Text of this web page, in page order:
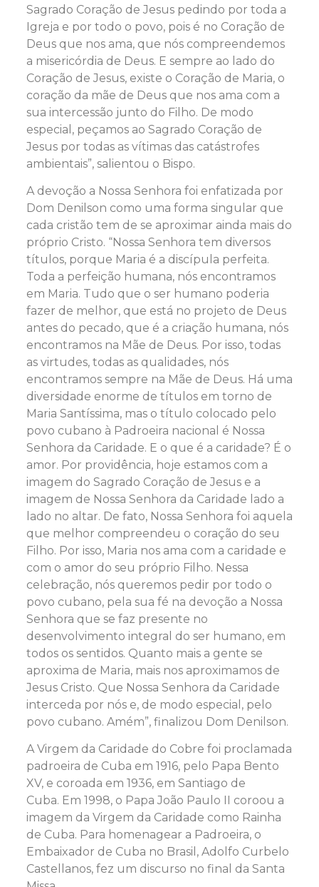
Sagrado Coração de Jesus pedindo por toda a
Igreja e por todo o povo, pois é no Coração de
Deus que nos ama, que nós compreendemos
a misericórdia de Deus. E sempre ao lado do
Coração de Jesus, existe o Coração de Maria, o
coração da mãe de Deus que nos ama com a
sua intercessão junto do Filho. De modo
especial, peçamos ao Sagrado Coração de
Jesus por todas as vítimas das catástrofes
ambientais”, salientou o Bispo.
A devoção a Nossa Senhora foi enfatizada por
Dom Denilson como uma forma singular que
cada cristão tem de se aproximar ainda mais do
próprio Cristo. “Nossa Senhora tem diversos
títulos, porque Maria é a discípula perfeita.
Toda a perfeição humana, nós encontramos
em Maria. Tudo que o ser humano poderia
fazer de melhor, que está no projeto de Deus
antes do pecado, que é a criação humana, nós
encontramos na Mãe de Deus. Por isso, todas
as virtudes, todas as qualidades, nós
encontramos sempre na Mãe de Deus. Há uma
diversidade enorme de títulos em torno de
Maria Santíssima, mas o título colocado pelo
povo cubano à Padroeira nacional é Nossa
Senhora da Caridade. E o que é a caridade? É o
amor. Por providência, hoje estamos com a
imagem do Sagrado Coração de Jesus e a
imagem de Nossa Senhora da Caridade lado a
lado no altar. De fato, Nossa Senhora foi aquela
que melhor compreendeu o coração do seu
Filho. Por isso, Maria nos ama com a caridade e
com o amor do seu próprio Filho. Nessa
celebração, nós queremos pedir por todo o
povo cubano, pela sua fé na devoção a Nossa
Senhora que se faz presente no
desenvolvimento integral do ser humano, em
todos os sentidos. Quanto mais a gente se
aproxima de Maria, mais nos aproximamos de
Jesus Cristo. Que Nossa Senhora da Caridade
interceda por nós e, de modo especial, pelo
povo cubano. Amém”, finalizou Dom Denilson.
A Virgem da Caridade do Cobre foi proclamada
padroeira de Cuba em 1916, pelo Papa Bento
XV, e coroada em 1936, em Santiago de
Cuba. Em 1998, o Papa João Paulo II coroou a
imagem da Virgem da Caridade como Rainha
de Cuba. Para homenagear a Padroeira, o
Embaixador de Cuba no Brasil, Adolfo Curbelo
Castellanos, fez um discurso no final da Santa